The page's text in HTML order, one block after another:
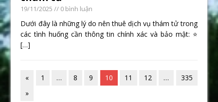
19/11/2025 // 0 bình luận
Dưới đây là những lý do nên thuê dịch vụ thám tử trong
các tình huống cần thông tin chính xác và bảo mật: ⭐
[…]
« 1 … 8 9 10 11 12 …
335
»